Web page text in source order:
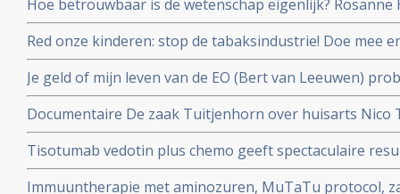
Hoe betrouwbaar is de wetenschap eigenlijk?
en Job de Vrieze bekijkt het van zijn kant in een
Red onze kinderen: stop de tabaksindustrie! Doe mee
door roken kanker kreeg en haar kinderen en alle
beschermen.
Je geld of mijn leven van de EO (Bert van Leeuwen)
patienten die alleen in het buitenland nog behandeld
Documentaire De zaak Tuitjenhorn over huisarts Nico
en hun kinderen in conflict met Inspectie voor de
te zien op NPO 2 om 20.25 uur.
Tisotumab vedotin plus chemo geeft spectaculaire
zwaarvoorbehandelde kankerpatienten met
kanker met solide tumoren. copy 1
Immuuntherapie met aminozuren, MuTaTu protocol,